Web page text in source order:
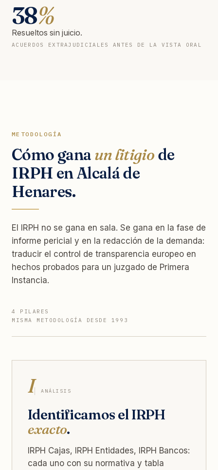
38%
Resueltos sin juicio.
ACUERDOS EXTRAJUDICIALES ANTES DE LA VISTA ORAL
METODOLOGÍA
Cómo gana un litigio de
IRPH en Alcalá de
Henares.
El IRPH no se gana en sala. Se gana en la fase de
informe pericial y en la redacción de la demanda:
traducir el control de transparencia europeo en
hechos probados para un juzgado de Primera
Instancia.
4 PILARES
MISMA METODOLOGÍA DESDE 1993
I ANÁLISIS
Identificamos el IRPH
exacto.
IRPH Cajas, IRPH Entidades, IRPH Bancos:
cada uno con su normativa y tabla